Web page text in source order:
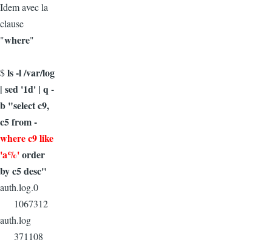
Idem avec la
clause
"where"
$ls -l /var/log
| sed '1d' | q -
b "select c9,
c5 from -
where c9 like
'a%'order
by c5 desc"
auth.log.0
1067312
auth.log
371108